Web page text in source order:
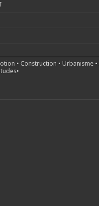
•Construction •Urbanisme •
•